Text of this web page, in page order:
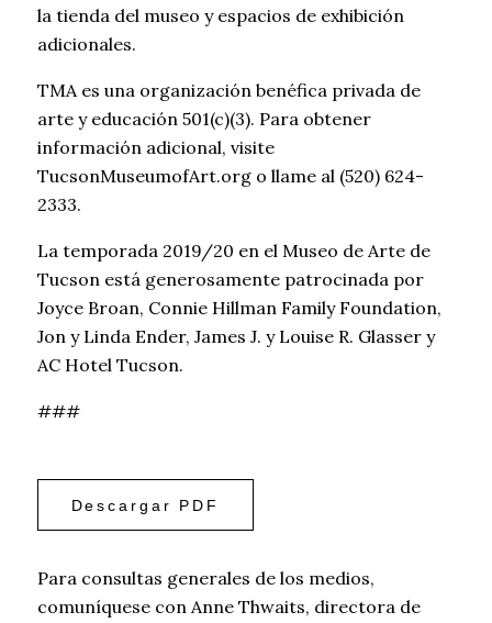
la tienda del museo y espacios de exhibición
adicionales.
TMA es una organización benéfica privada de
arte y educación 501(c)(3). Para obtener
información adicional, visite
TucsonMuseumofArt.org o llame al (520) 624-
2333.
La temporada 2019/20 en el Museo de Arte de
Tucson está generosamente patrocinada por
Joyce Broan, Connie Hillman Family Foundation,
Jon y Linda Ender, James J. y Louise R. Glasser y
AC Hotel Tucson.
###
Descargar PDF
Para consultas generales de los medios,
comuníquese con Anne Thwaits, directora de